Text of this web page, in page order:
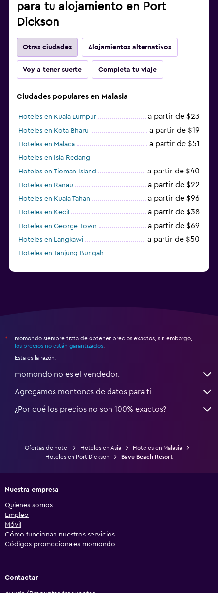
para tu alojamiento en Port
Dickson
Otras ciudades Alojamientos alternativos
Voy a tener suerte Completa tu viaje
Ciudades populares en Malasia
Hoteles en Kuala Lumpur a partir de $23
Hoteles en Kota Bharu a partir de $19
Hoteles en Malaca a partir de $51
Hoteles en Isla Redang
Hoteles en Tioman Island
a partir de $40
Hoteles en Ranau a partir de $22
Hoteles en Kuala Tahan a partir de $96
Hoteles en Kecil a partir de $38
Hoteles en George Town a partir de $69
Hoteles en Langkawi a partir de $50
Hoteles en Tanjung Bungah
*
momondo siempre trata de obtener precios exactos, sin embargo,
los precios no están garantizados
Esta es la razón:
momondo no es el vendedor.
Agregamos montones de datos para ti
¿Por qué los precios no son 100% exactos?
Ofertas de hotel Hoteles en Asia
Hoteles en Malasia
Hoteles en Port Dickson
Bayu Beach Resort
Nuestra empresa
Quiénes somos
Empleo
Móvil
Cómo funcionan nuestros servicios
Códigos promocionales momondo
Contactar